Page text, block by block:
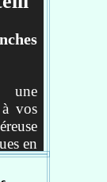
une
vos
en